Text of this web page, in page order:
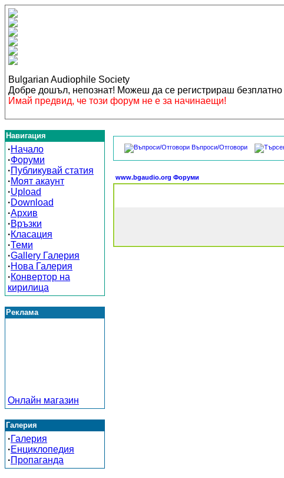
Bulgarian Audiophile Society
Добре дошъл, непознат! Можеш да се регистрираш безплатно
Имай предвид, че този форум не е за начинаещи!
Навигация
·Начало
·Форуми
·Публикувай статия
·Моят акаунт
·Upload
·Download
·Архив
·Връзки
·Класация
·Теми
·Gallery Галерия
·Нова Галерия
·Конвертор на
кирилица
Реклама
Онлайн магазин
Галерия
·Галерия
·Енциклопедия
·Пропаганда
Въпроси/Отговори
www.bgaudio.org Форуми